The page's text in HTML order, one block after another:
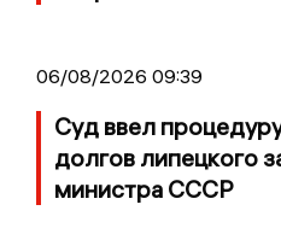
06/08/2026 09:39
Суд ввел
долгов липецкого
министра СССР